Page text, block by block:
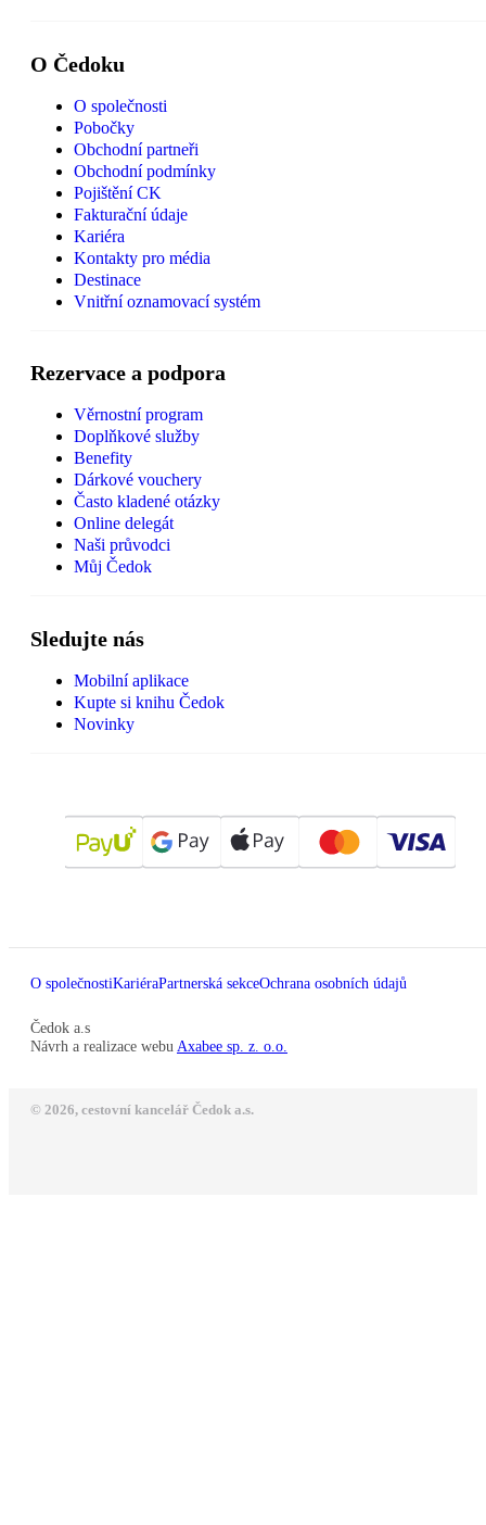
O Čedoku
O společnosti
Pobočky
Obchodní partneři
Obchodní podmínky
Pojištění CK
Fakturační údaje
Kariéra
Kontakty pro média
Destinace
Vnitřní oznamovací systém
Rezervace a podpora
Věrnostní program
Doplňkové služby
Benefity
Dárkové vouchery
Často kladené otázky
Online delegát
Naši průvodci
Můj Čedok
Sledujte nás
Mobilní aplikace
Kupte si knihu Čedok
Novinky
O společnostiKariéraPartnerská sekceOchrana osobních údajů
Čedok a.s
Návrh a realizace webu Axabee sp. z. o.o.
© 2026, cestovní kancelář Čedok a.s.